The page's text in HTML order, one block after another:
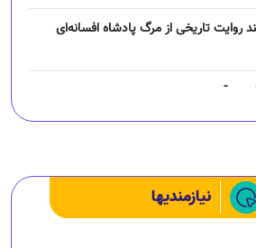
تاریخی از مرگ پادشاه افسانه‌ای
نیازمندیها